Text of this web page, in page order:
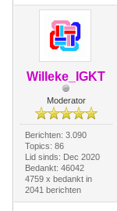
Willeke_IGKT
Moderator
Berichten: 3.090
Topics: 86
Lid sinds: Dec 2020
Bedankt: 46042
4759 x bedankt in
2041 berichten